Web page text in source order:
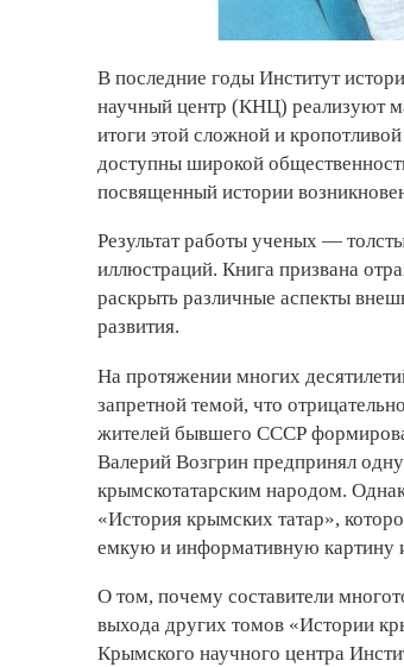
В последние годы Институт
научный центр (КНЦ) реализуют
итоги этой сложной и
доступны широкой
посвященный истории
Результат работы ученых —
иллюстраций. Книга призвана
раскрыть различные аспекты
развития.
На протяжении многих
запретной темой, что
жителей бывшего СССР
Валерий Возгрин предпринял
крымскотатарским народом.
«История крымских татар»,
емкую и информативную картину
О том, почему составители
выхода других томов «Истории
Крымского научного центра